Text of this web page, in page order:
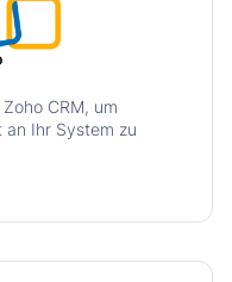
CRM, um
Ihr System zu